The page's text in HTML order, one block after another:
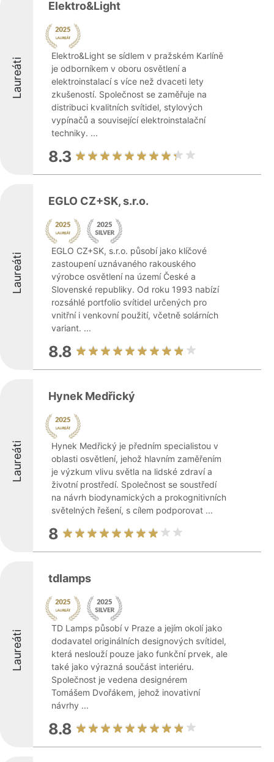
Laureáti
Elektro&Light
Elektro&Light se sídlem v pražském Karlíně
je odborníkem v oboru osvětlení a
elektroinstalací s více než dvaceti lety
zkušeností. Společnost se zaměřuje na
distribuci kvalitních svítidel, stylových
vypínačů a související elektroinstalační
techniky. ...
8.3
Laureáti
EGLO CZ+SK, s.r.o.
EGLO CZ+SK, s.r.o. působí jako klíčové
zastoupení uznávaného rakouského
výrobce osvětlení na území České a
Slovenské republiky. Od roku 1993 nabízí
rozsáhlé portfolio svítidel určených pro
vnitřní i venkovní použití, včetně solárních
variant. ...
8.8
Laureáti
Hynek Medřický
Hynek Medřický je předním specialistou v
oblasti osvětlení, jehož hlavním zaměřením
je výzkum vlivu světla na lidské zdraví a
životní prostředí. Společnost se soustředí
na návrh biodynamických a prokognitivních
světelných řešení, s cílem podporovat ...
8
Laureáti
tdlamps
TD Lamps působí v Praze a jejím okolí jako
dodavatel originálních designových svítidel,
která neslouží pouze jako funkční prvek, ale
také jako výrazná součást interiéru.
Společnost je vedena designérem
Tomášem Dvořákem, jehož inovativní
návrhy ...
8.8